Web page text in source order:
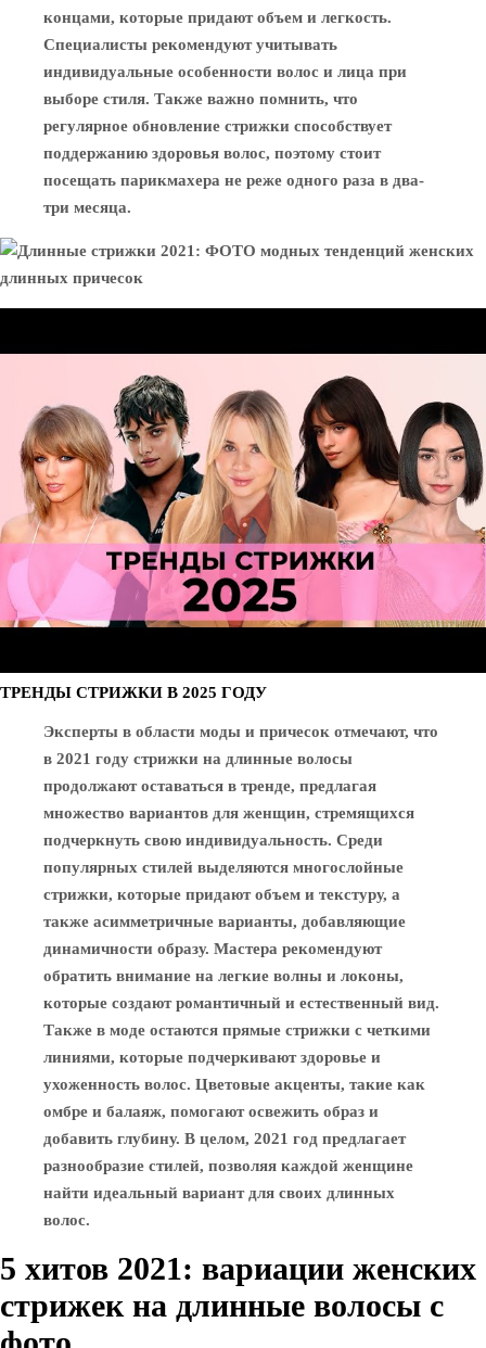
концами, которые придают объем и легкость.
Специалисты рекомендуют учитывать
индивидуальные особенности волос и лица при
выборе стиля. Также важно помнить, что
регулярное обновление стрижки способствует
поддержанию здоровья волос, поэтому стоит
посещать парикмахера не реже одного раза в два-
три месяца.
ТРЕНДЫ СТРИЖКИ В 2025 ГОДУ
Эксперты в области моды и причесок отмечают, что
в 2021 году стрижки на длинные волосы
продолжают оставаться в тренде, предлагая
множество вариантов для женщин, стремящихся
подчеркнуть свою индивидуальность. Среди
популярных стилей выделяются многослойные
стрижки, которые придают объем и текстуру, а
также асимметричные варианты, добавляющие
динамичности образу. Мастера рекомендуют
обратить внимание на легкие волны и локоны,
которые создают романтичный и естественный вид.
Также в моде остаются прямые стрижки с четкими
линиями, которые подчеркивают здоровье и
ухоженность волос. Цветовые акценты, такие как
омбре и балаяж, помогают освежить образ и
добавить глубину. В целом, 2021 год предлагает
разнообразие стилей, позволяя каждой женщине
найти идеальный вариант для своих длинных
волос.
5 хитов 2021: вариации женских
стрижек на длинные волосы с